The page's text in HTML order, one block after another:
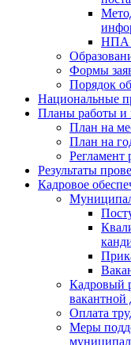
НПА
Формы
Порядок
Национальные
Планы работы и
План на
План на
Регламент
Результаты
Кадровое
Кадровый
вакантной
Оплата
Меры